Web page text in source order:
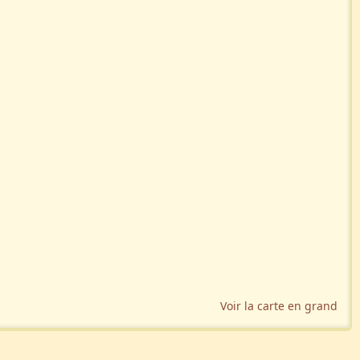
Voir la carte en grand